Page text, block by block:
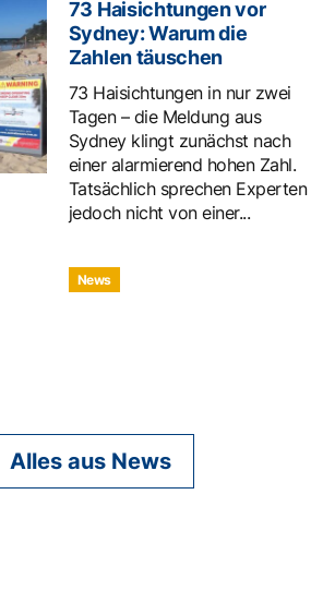
73 Haisichtungen vor
Sydney: Warum die
Zahlen täuschen
73 Haisichtungen in nur zwei
Tagen – die Meldung aus
Sydney klingt zunächst nach
einer alarmierend hohen Zahl.
Tatsächlich sprechen Experten
jedoch nicht von einer...
News
Alles aus News